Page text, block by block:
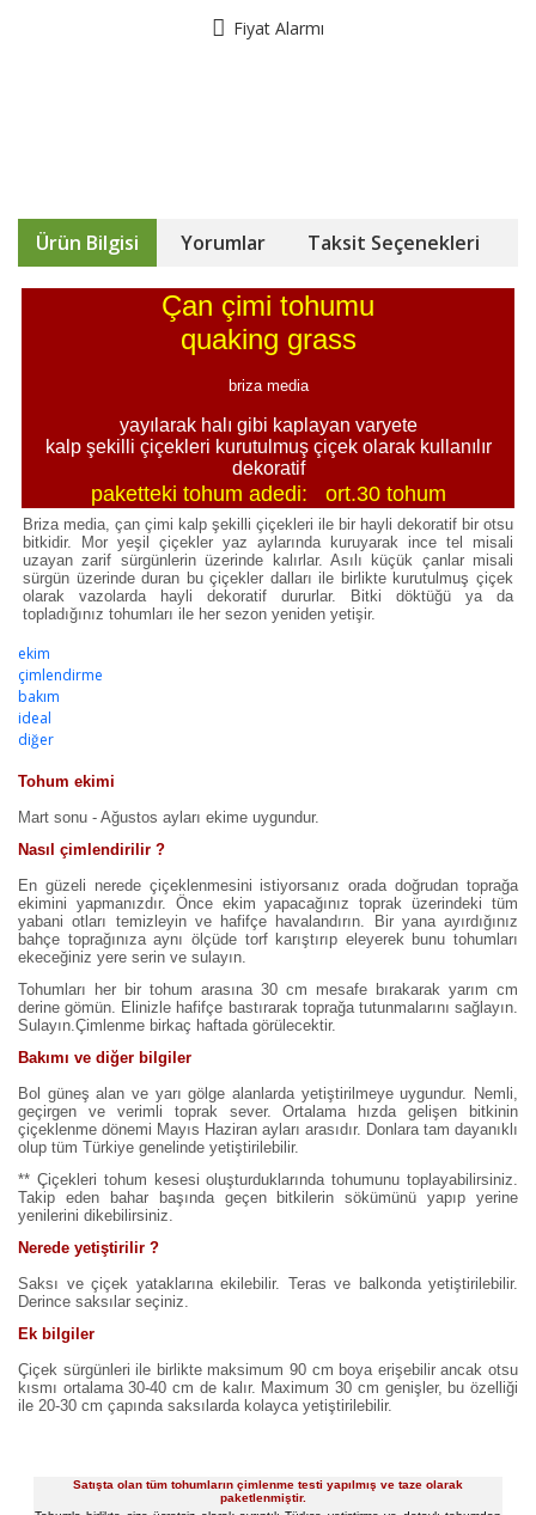
Fiyat Alarmı
Ürün Bilgisi Yorumlar Taksit Seçenekleri
Çan çimi tohumu
quaking grass
briza media
yayılarak halı gibi kaplayan varyete
kalp şekilli çiçekleri kurutulmuş çiçek olarak kullanılır
dekoratif
paketteki tohum adedi: ort.30 tohum
Briza media, çan çimi kalp şekilli çiçekleri ile bir hayli dekoratif bir otsu
bitkidir. Mor yeşil çiçekler yaz aylarında kuruyarak ince tel misali
uzayan zarif sürgünlerin üzerinde kalırlar. Asılı küçük çanlar misali
sürgün üzerinde duran bu çiçekler dalları ile birlikte kurutulmuş çiçek
olarak vazolarda hayli dekoratif dururlar. Bitki döktüğü ya da
topladığınız tohumları ile her sezon yeniden yetişir.
ekim
çimlendirme
bakım
ideal
diğer
Tohum ekimi
Mart sonu - Ağustos ayları ekime uygundur.
Nasıl çimlendirilir ?
En güzeli nerede çiçeklenmesini istiyorsanız orada doğrudan toprağa
ekimini yapmanızdır. Önce ekim yapacağınız toprak üzerindeki tüm
yabani otları temizleyin ve hafifçe havalandırın. Bir yana ayırdığınız
bahçe toprağınıza aynı ölçüde torf karıştırıp eleyerek bunu tohumları
ekeceğiniz yere serin ve sulayın.
Tohumları her bir tohum arasına 30 cm mesafe bırakarak yarım cm
derine gömün. Elinizle hafifçe bastırarak toprağa tutunmalarını sağlayın.
Sulayın.Çimlenme birkaç haftada görülecektir.
Bakımı ve diğer bilgiler
Bol güneş alan ve yarı gölge alanlarda yetiştirilmeye uygundur. Nemli,
geçirgen ve verimli toprak sever. Ortalama hızda gelişen bitkinin
çiçeklenme dönemi Mayıs Haziran ayları arasıdır. Donlara tam dayanıklı
olup tüm Türkiye genelinde yetiştirilebilir.
** Çiçekleri tohum kesesi oluşturduklarında tohumunu toplayabilirsiniz.
Takip eden bahar başında geçen bitkilerin sökümünü yapıp yerine
yenilerini dikebilirsiniz.
Nerede yetiştirilir ?
Saksı ve çiçek yataklarına ekilebilir. Teras ve balkonda yetiştirilebilir.
Derince saksılar seçiniz.
Ek bilgiler
Çiçek sürgünleri ile birlikte maksimum 90 cm boya erişebilir ancak otsu
kısmı ortalama 30-40 cm de kalır. Maximum 30 cm genişler, bu özelliği
ile 20-30 cm çapında saksılarda kolayca yetiştirilebilir.
Satışta olan tüm tohumların çimlenme testi yapılmış ve taze olarak
paketlenmiştir.